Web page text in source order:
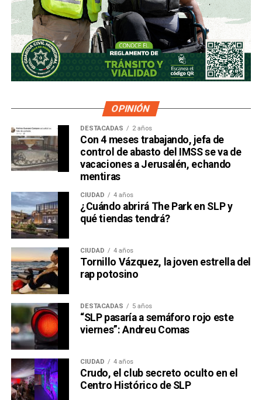
OPINIÓN
DESTACADAS 2 años
Con 4 meses trabajando, jefa de
control de abasto del IMSS se va de
vacaciones a Jerusalén, echando
mentiras
CIUDAD 4 años
¿Cuándo abrirá The Park en SLP y
qué tiendas tendrá?
CIUDAD 4 años
Tornillo Vázquez, la joven estrella del
rap potosino
DESTACADAS 5 años
“SLP pasaría a semáforo rojo este
viernes”: Andreu Comas
CIUDAD 4 años
Crudo, el club secreto oculto en el
Centro Histórico de SLP